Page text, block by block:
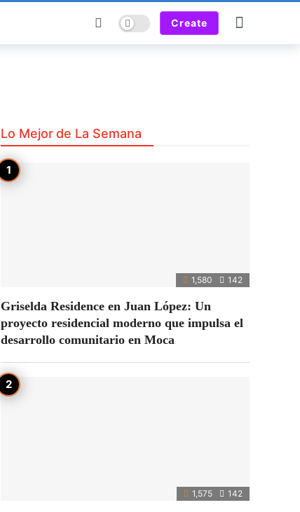
Dark mode Create
Lo Mejor de La Semana
1,580 142
Griselda Residence en Juan López: Un
proyecto residencial moderno que impulsa el
desarrollo comunitario en Moca
1,575 142